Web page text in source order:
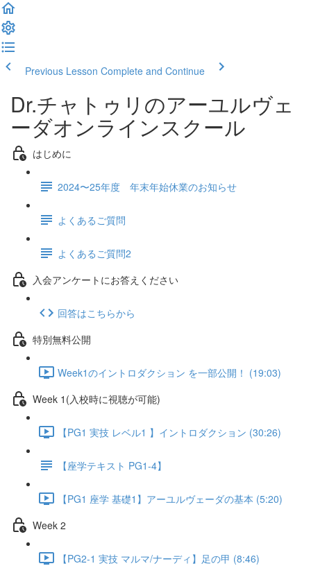
Previous Lesson Complete and Continue
Dr.チャトゥリのアーユルヴェ
ーダオンラインスクール
はじめに
2024〜25年度 年末年始休業のお知らせ
よくあるご質問
よくあるご質問2
入会アンケートにお答えください
回答はこちらから
特別無料公開
Week1のイントロダクション を一部公開！ (19:03)
Week 1(入校時に視聴が可能)
【PG1 実技 レベル1 】イントロダクション (30:26)
【座学テキスト PG1-4】
【PG1 座学 基礎1】アーユルヴェーダの基本 (5:20)
Week 2
【PG2-1 実技 マルマ/ナーディ】足の甲 (8:46)